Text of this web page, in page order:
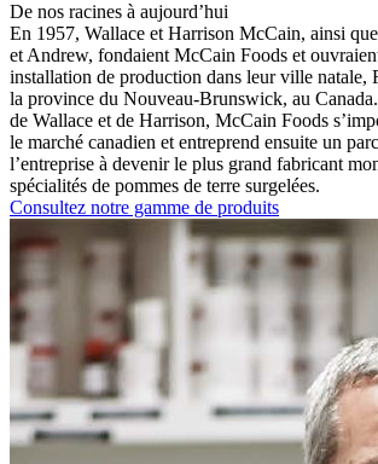
De nos racines à aujourd’hui
En 1957, Wallace et Harrison McCain, ainsi
et Andrew, fondaient McCain Foods et
installation de production dans leur ville natale,
la province du Nouveau-Brunswick, au
de Wallace et de Harrison, McCain Foods
le marché canadien et entreprend ensuite un
l’entreprise à devenir le plus grand fabricant
spécialités de pommes de terre surgelées.
Consultez notre gamme de produits